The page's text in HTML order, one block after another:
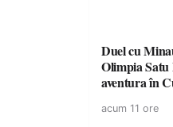
Duel cu
Olimpia Satu
aventura în
acum 11 ore